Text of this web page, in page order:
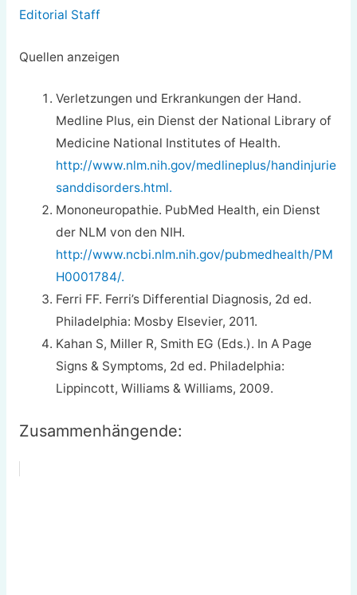
Editorial Staff
Quellen anzeigen
Verletzungen und Erkrankungen der Hand.
Medline Plus, ein Dienst der National Library of
Medicine National Institutes of Health.
http://www.nlm.nih.gov/medlineplus/handinjurie
sanddisorders.html.
Mononeuropathie. PubMed Health, ein Dienst
der NLM von den NIH.
http://www.ncbi.nlm.nih.gov/pubmedhealth/PM
H0001784/.
Ferri FF. Ferri’s Differential Diagnosis, 2d ed.
Philadelphia: Mosby Elsevier, 2011.
Kahan S, Miller R, Smith EG (Eds.). In A Page
Signs & Symptoms, 2d ed. Philadelphia:
Lippincott, Williams & Williams, 2009.
Zusammenhängende: